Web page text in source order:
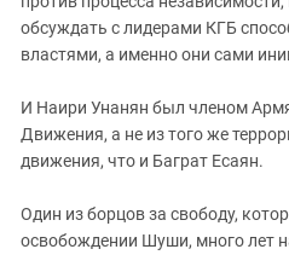
обсуждать с лидерами КГБ
властями, а именно они сами
И Наири Унанян был членом
Движения, а не из того же
движения, что и Баграт Есаян.
Один из борцов за свободу,
освобождении Шуши, много лет